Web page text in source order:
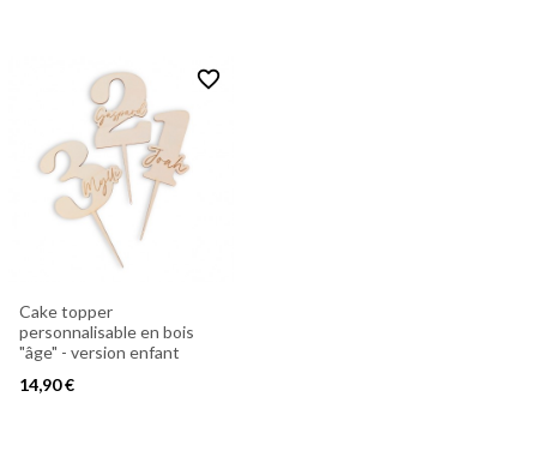
favorite_border
Cake topper
personnalisable en bois
"âge" - version enfant
14,90 €